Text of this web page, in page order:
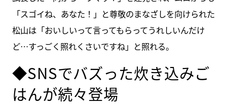
「スゴイね、あなた！」と尊敬のまなざしを向けられた
松山は「おいしいって言ってもらってうれしいんだけ
ど…すっごく照れくさいですね」と照れる。
◆SNSでバズった炊き込みご
はんが続々登場